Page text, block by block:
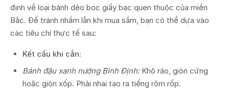
định về loại bánh dẻo bọc giấy bạc quen thuộc của miền
Bắc. Để tránh nhầm lẫn khi mua sắm, bạn có thể dựa vào
các tiêu chí thực tế sau:
Kết cấu khi cắn:
Bánh đậu xanh nướng Bình Định:Khô ráo, giòn cứng
hoặc giòn xốp. Phải nhai tạo ra tiếng rôm rốp.